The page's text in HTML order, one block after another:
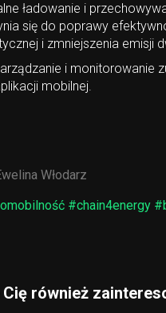
ładowanie i
się do poprawy
i zmniejszenia emisji
i monitorowanie
mobilnej.
Włodarz
#chain4energy
Cię również